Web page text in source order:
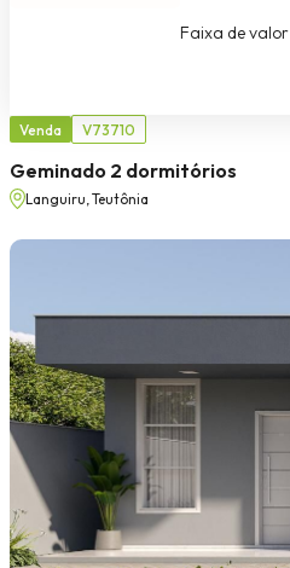
Faixa de valor
Venda V73710
Geminado 2 dormitórios
Languiru, Teutônia